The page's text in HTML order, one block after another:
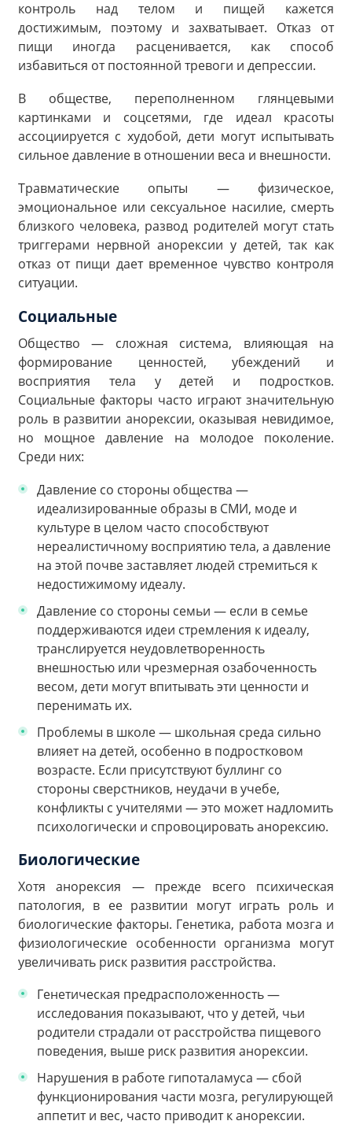
контроль над телом и пищей кажется
достижимым, поэтому и захватывает. Отказ от
пищи иногда расценивается, как способ
избавиться от постоянной тревоги и депрессии.
В обществе, переполненном глянцевыми
картинками и соцсетями, где идеал красоты
ассоциируется с худобой, дети могут испытывать
сильное давление в отношении веса и внешности.
Травматические опыты — физическое,
эмоциональное или сексуальное насилие, смерть
близкого человека, развод родителей могут стать
триггерами нервной анорексии у детей, так как
отказ от пищи дает временное чувство контроля
ситуации.
Социальные
Общество — сложная система, влияющая на
формирование ценностей, убеждений и
восприятия тела у детей и подростков.
Социальные факторы часто играют значительную
роль в развитии анорексии, оказывая невидимое,
но мощное давление на молодое поколение.
Среди них:
Давление со стороны общества —
идеализированные образы в СМИ, моде и
культуре в целом часто способствуют
нереалистичному восприятию тела, а давление
на этой почве заставляет людей стремиться к
недостижимому идеалу.
Давление со стороны семьи — если в семье
поддерживаются идеи стремления к идеалу,
транслируется неудовлетворенность
внешностью или чрезмерная озабоченность
весом, дети могут впитывать эти ценности и
перенимать их.
Проблемы в школе — школьная среда сильно
влияет на детей, особенно в подростковом
возрасте. Если присутствуют буллинг со
стороны сверстников, неудачи в учебе,
конфликты с учителями — это может надломить
психологически и спровоцировать анорексию.
Биологические
Хотя анорексия — прежде всего психическая
патология, в ее развитии могут играть роль и
биологические факторы. Генетика, работа мозга и
физиологические особенности организма могут
увеличивать риск развития расстройства.
Генетическая предрасположенность —
исследования показывают, что у детей, чьи
родители страдали от расстройства пищевого
поведения, выше риск развития анорексии.
Нарушения в работе гипоталамуса — сбой
функционирования части мозга, регулирующей
аппетит и вес, часто приводит к анорексии.